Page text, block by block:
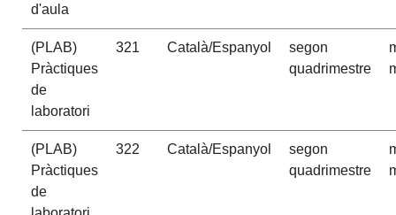
d'aula
(PLAB)
Pràctiques
de
laboratori
321 Català/Espanyol
segon
quadrimestre
(PLAB)
Pràctiques
de
322 Català/Espanyol
segon
quadrimestre